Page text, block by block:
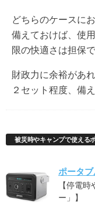
どちらのケースに
備えておけば、使
限の快適さは担保で
財政力に余裕があ
２セット程度、備
被災時やキャンプで使える
ポータ
【停電
ー」】